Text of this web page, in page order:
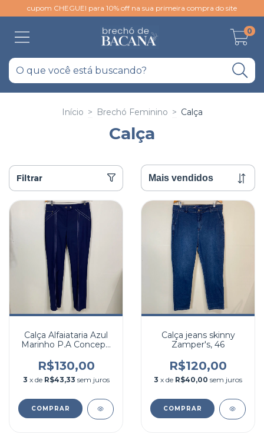
cupom CHEGUEI para 10% off na sua primeira compra do site
0
Início > Brechó Feminino > Calça
Calça
Filtrar
Calça Alfaiataria Azul
Marinho P.A Concept,
R$130,00
3 x de R$43,33 sem juros
COMPRAR
Calça jeans skinny
Zamper's, 46
R$120,00
3 x de R$40,00 sem juros
COMPRAR